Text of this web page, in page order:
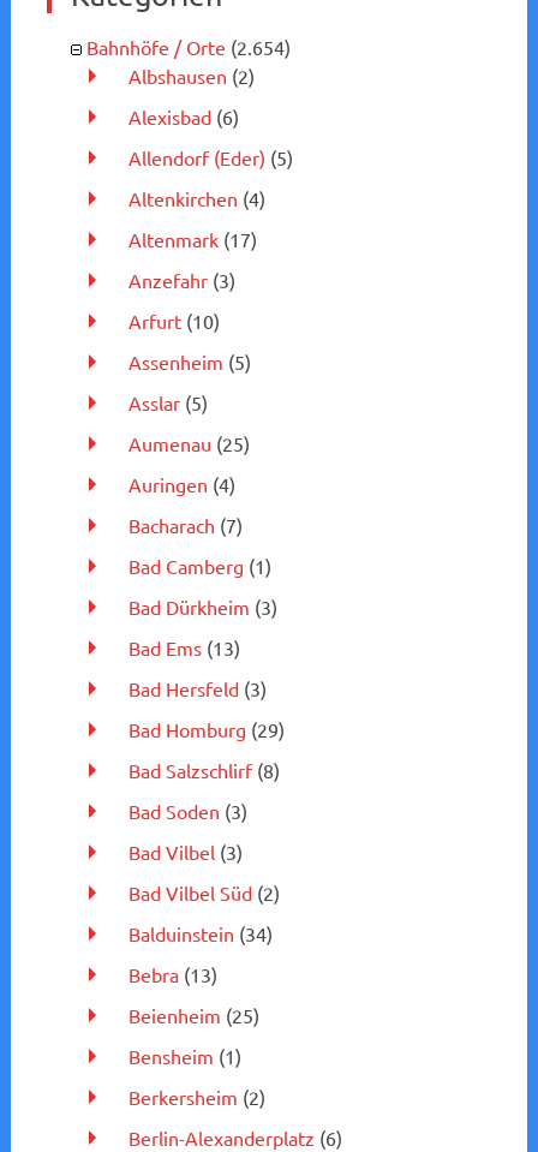
Bahnhöfe / Orte (2.654)
Albshausen (2)
Alexisbad(6)
Allendorf (Eder) (5)
Altenkirchen (4)
Altenmark(17)
Anzefahr(3)
Arfurt(10)
Assenheim (5)
Asslar(5)
Aumenau (25)
Auringen (4)
Bacharach (7)
Bad Camberg (1)
Bad Dürkheim (3)
Bad Ems(13)
Bad Hersfeld(3)
Bad Homburg (29)
Bad Salzschlirf(8)
Bad Soden (3)
Bad Vilbel(3)
Bad Vilbel Süd(2)
Balduinstein (34)
Bebra(13)
Beienheim (25)
Bensheim (1)
Berkersheim (2)
Berlin-Alexanderplatz (6)